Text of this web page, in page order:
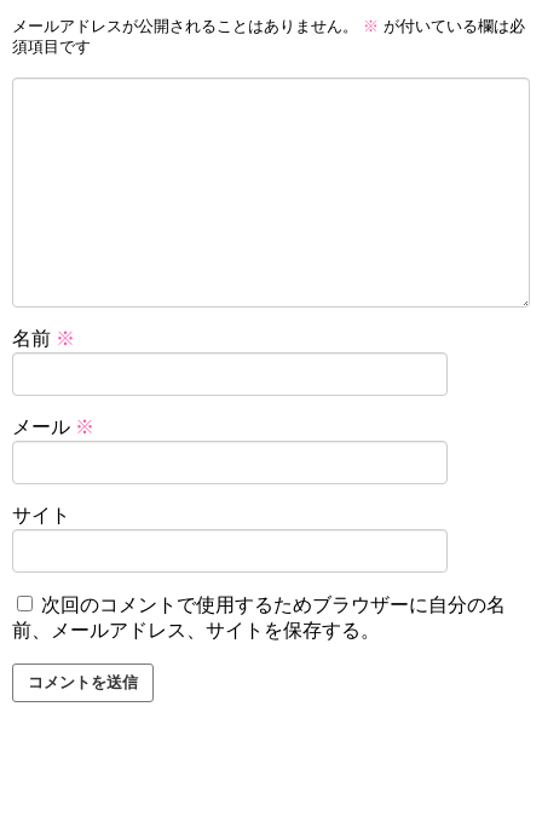
メールアドレスが公開されることはありません。 ※ が付いている欄は必
須項目です
名前 ※
メール ※
サイト
次回のコメントで使用するためブラウザーに自分の名
前、メールアドレス、サイトを保存する。